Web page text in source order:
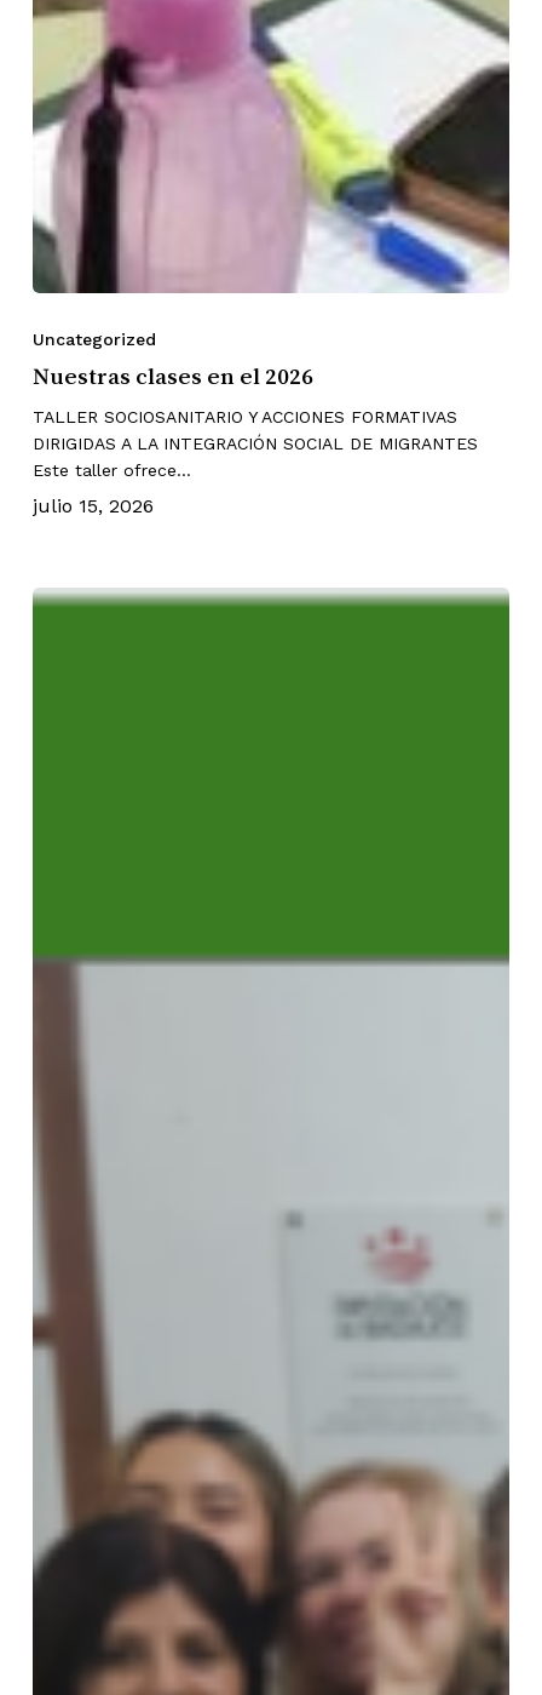
Uncategorized
Nuestras clases en el 2026
TALLER SOCIOSANITARIO Y ACCIONES FORMATIVAS
DIRIGIDAS A LA INTEGRACIÓN SOCIAL DE MIGRANTES
Este taller ofrece…
julio 15, 2026